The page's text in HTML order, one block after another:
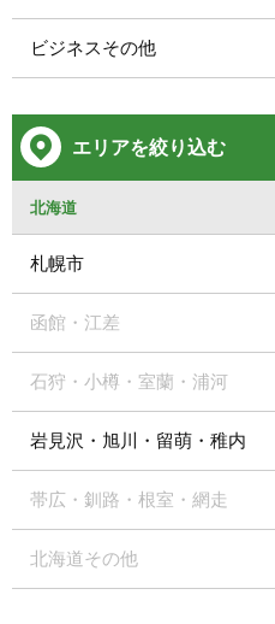
ビジネスその他
エリアを絞り込む
北海道
札幌市
函館・江差
石狩・小樽・室蘭・浦河
岩見沢・旭川・留萌・稚内
帯広・釧路・根室・網走
北海道その他